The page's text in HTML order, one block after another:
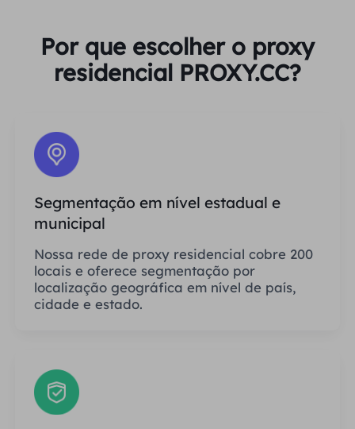
Por que escolher o proxy
residencial PROXY.CC?
Segmentação em nível estadual e
municipal
Nossa rede de proxy residencial cobre 200
locais e oferece segmentação por
localização geográfica em nível de país,
cidade e estado.